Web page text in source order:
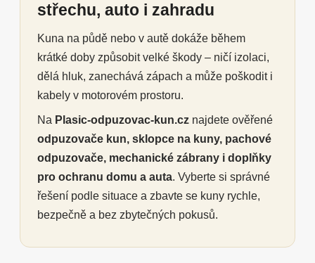
střechu, auto i zahradu
Kuna na půdě nebo v autě dokáže během
krátké doby způsobit velké škody – ničí izolaci,
dělá hluk, zanechává zápach a může poškodit i
kabely v motorovém prostoru.
Na Plasic-odpuzovac-kun.cz najdete ověřené
odpuzovače kun, sklopce na kuny, pachové
odpuzovače, mechanické zábrany i doplňky
pro ochranu domu a auta. Vyberte si správné
řešení podle situace a zbavte se kuny rychle,
bezpečně a bez zbytečných pokusů.